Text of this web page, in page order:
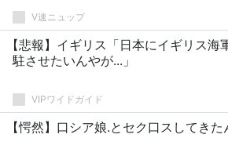
V速ニュップ
【悲報】イギリス「日本にイギリス海
駐させたいんやが...」
VIPワイドガイド
【愕然】口シア娘.とセク口スしてきた